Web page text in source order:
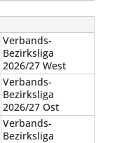
Verbands-
Bezirksliga
2026/27 West
Verbands-
Bezirksliga
2026/27 Ost
Verbands-
Bezirksliga